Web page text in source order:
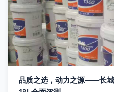
品质之选，动力之源——长